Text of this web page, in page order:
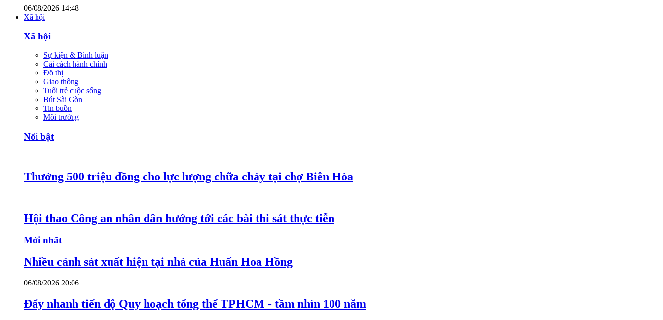
06/08/2026 14:48
Xã hội
Xã hội
Sự kiện & Bình luận
Cải cách hành chính
Đô thị
Giao thông
Tuổi trẻ cuộc sống
Bút Sài Gòn
Tin buồn
Môi trường
Nổi bật
Thưởng 500 triệu đồng cho lực lượng chữa cháy tại chợ Biên Hòa
Hội thao Công an nhân dân hướng tới các bài thi sát thực tiễn
Mới nhất
Nhiều cảnh sát xuất hiện tại nhà của Huấn Hoa Hồng
06/08/2026 20:06
Đẩy nhanh tiến độ Quy hoạch tổng thể TPHCM - tầm nhìn 100 năm